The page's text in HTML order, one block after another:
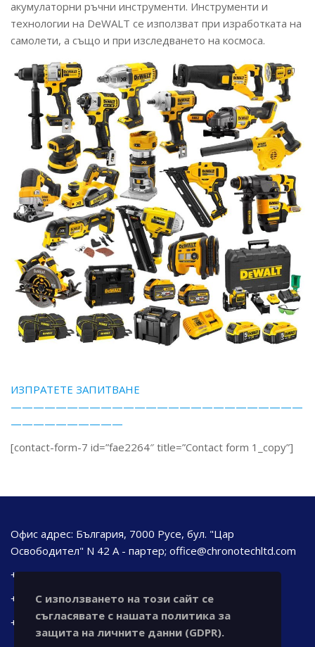
акумулаторни ръчни инструменти. Инструменти и
технологии на DeWALT се използват при изработката на
самолети, а също и при изследването на космоса.
ИЗПРАТЕТЕ ЗАПИТВАНЕ
——————————————————————————
——————————
[contact-form-7 id=”fae2264″ title=”Contact form 1_copy”]
Офис адрес: България, 7000 Русе, бул. "Цар
Освободител" N 42 А - партер; office@chronotechltd.com
+ 359 889 691 656
+ 359 888 343 521
+ 359 888 111 873
С използването на този сайт се
съгласявате с нашата политика за
защита на личните данни (GDPR).